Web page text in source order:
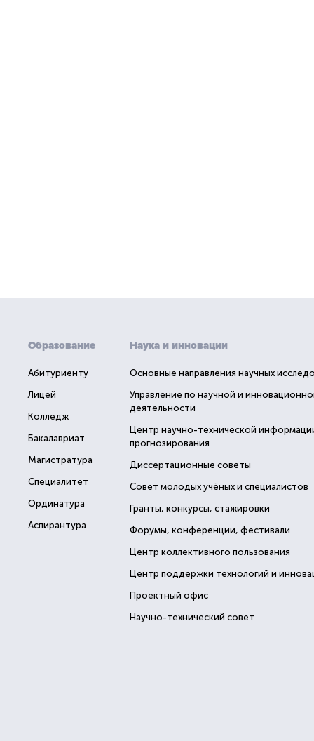
Образование
Абитуриенту
Лицей
Колледж
Бакалавриат
Магистратура
Специалитет
Ординатура
Аспирантура
Наука и инновации
Основные направления научных
Управление по научной и
деятельности
Центр научно-технической
прогнозирования
Диссертационные советы
Совет молодых учёных и специалистов
Гранты, конкурсы, стажировки
Форумы, конференции, фестивали
Центр коллективного пользования
Центр поддержки технологий и
Проектный офис
Научно-технический совет